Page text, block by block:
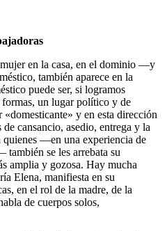
en la casa, en el dominio —y
también aparece en la
puede ser, si logramos
formas, un lugar político y de
y en esta dirección
cansancio, asedio, entrega y la
quienes —en una experiencia de
se les arrebata su
amplia y gozosa. Hay mucha
Elena, manifiesta en su
en el rol de la madre, de la
de cuerpos solos,